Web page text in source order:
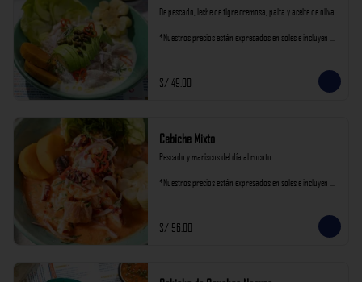
De pescado, leche de tigre cremosa, palta y aceite de oliva.
*Nuestros precios están expresados en soles e incluyen
S/ 49.00
Cebiche Mixto
Pescado y mariscos del día al rocoto
*Nuestros precios están expresados en soles e incluyen
S/ 56.00